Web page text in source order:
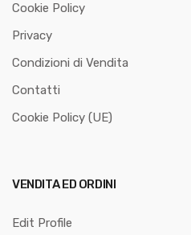
Cookie Policy
Privacy
Condizioni di Vendita
Contatti
Cookie Policy (UE)
VENDITA ED ORDINI
Edit Profile